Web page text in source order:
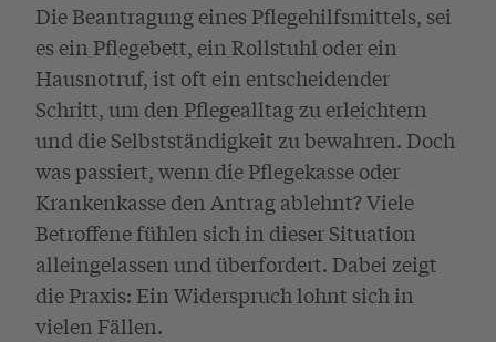
Die Beantragung eines Pflegehilfsmittels, sei
es ein Pflegebett, ein Rollstuhl oder ein
Hausnotruf, ist oft ein entscheidender
Schritt, um den Pflegealltag zu erleichtern
und die Selbstständigkeit zu bewahren. Doch
was passiert, wenn die Pflegekasse oder
Krankenkasse den Antrag ablehnt? Viele
Betroffene fühlen sich in dieser Situation
alleingelassen und überfordert. Dabei zeigt
die Praxis: Ein Widerspruch lohnt sich in
vielen Fällen.